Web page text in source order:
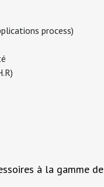
process)
à la gamme de